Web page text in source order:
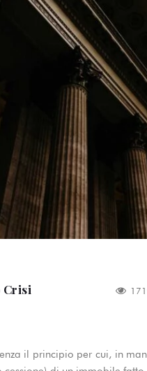
Crisi
il principio per cui, in